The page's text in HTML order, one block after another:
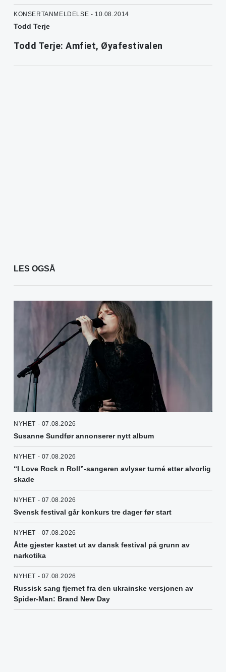
KONSERTANMELDELSE - 10.08.2014
Todd Terje
Todd Terje: Amfiet, Øyafestivalen
LES OGSÅ
NYHET - 07.08.2026
Susanne Sundfør annonserer nytt album
NYHET - 07.08.2026
“I Love Rock n Roll”-sangeren avlyser turné etter alvorlig
skade
NYHET - 07.08.2026
Svensk festival går konkurs tre dager før start
NYHET - 07.08.2026
Åtte gjester kastet ut av dansk festival på grunn av
narkotika
NYHET - 07.08.2026
Russisk sang fjernet fra den ukrainske versjonen av
Spider-Man: Brand New Day